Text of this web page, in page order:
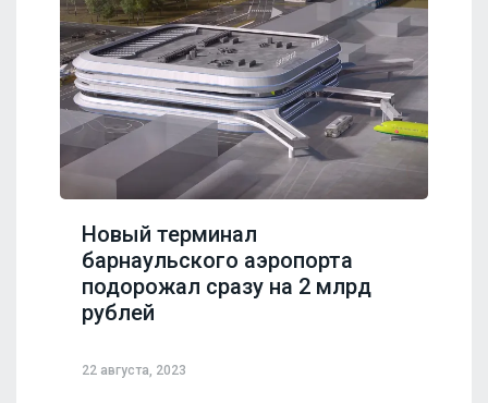
Новый терминал
барнаульского аэропорта
подорожал сразу на 2 млрд
рублей
22 августа, 2023